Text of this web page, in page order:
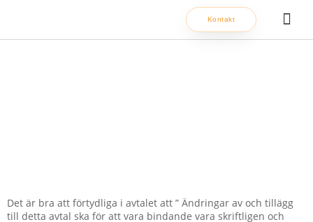
innehåll
Kontakt
Det är bra att förtydliga i avtalet att ” Ändringar av och tillägg
till detta avtal ska för att vara bindande vara skriftligen och